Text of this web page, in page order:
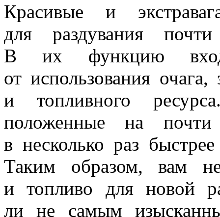
Красивые и
для раздувания
В их функцию
от использования
и топливного
положенные на почти
в несколько раз
Таким образом, вам
и топливо для новой
ли не самым